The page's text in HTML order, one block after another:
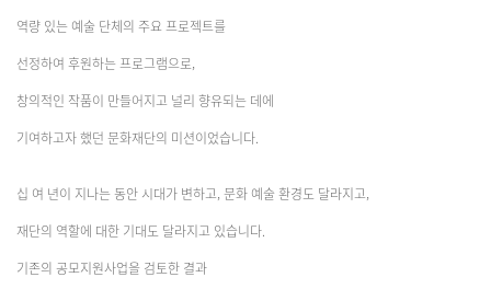
역량 있는 예술 단체의 주요 프로젝트를
선정하여 후원하는 프로그램으로,
창의적인 작품이 만들어지고 널리 향유되는 데에
기여하고자 했던 문화재단의 미션이었습니다.
십 여 년이 지나는 동안 시대가 변하고, 문화 예술 환경도 달라지고,
재단의 역할에 대한 기대도 달라지고 있습니다.
기존의 공모지원사업을 검토한 결과